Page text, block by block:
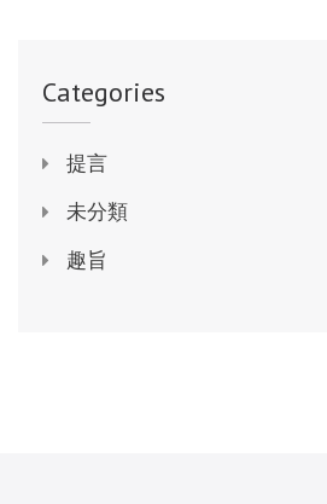
Categories
提言
未分類
趣旨